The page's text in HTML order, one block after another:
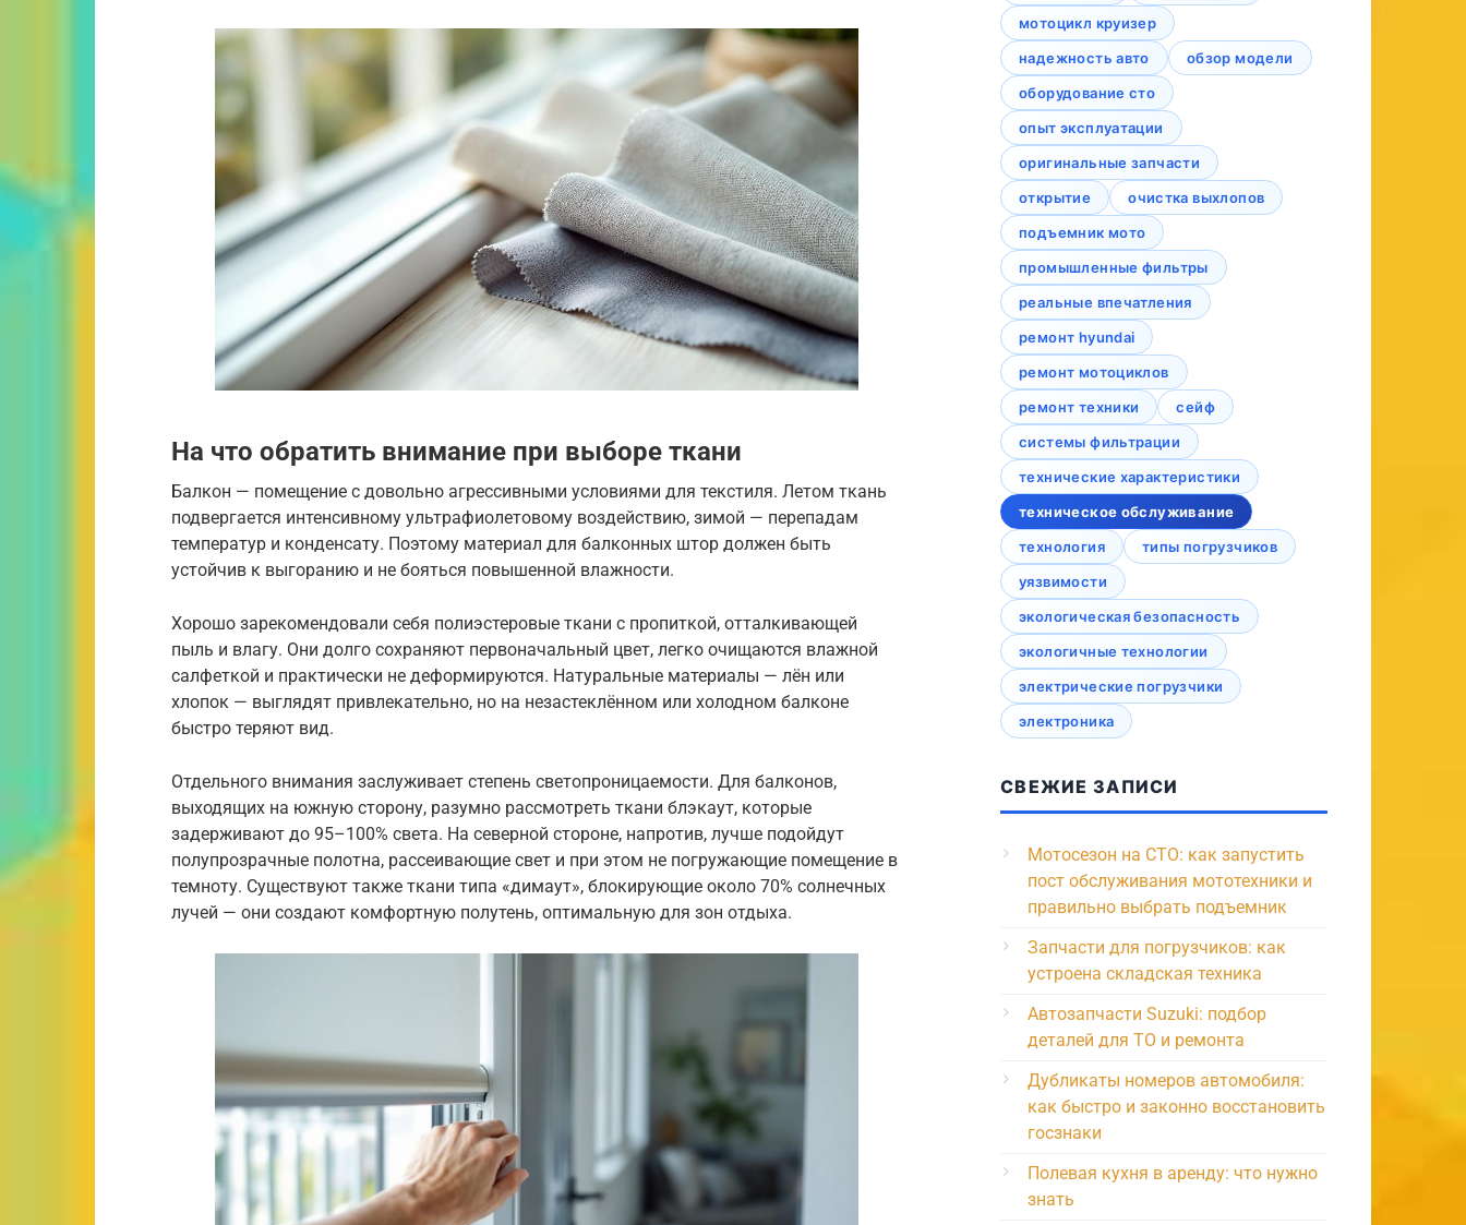
На что обратить внимание при выборе ткани
Балкон — помещение с довольно агрессивными условиями для текстиля. Летом ткань
подвергается интенсивному ультрафиолетовому воздействию, зимой — перепадам
температур и конденсату. Поэтому материал для балконных штор должен быть
устойчив к выгоранию и не бояться повышенной влажности.
Хорошо зарекомендовали себя полиэстеровые ткани с пропиткой, отталкивающей
пыль и влагу. Они долго сохраняют первоначальный цвет, легко очищаются влажной
салфеткой и практически не деформируются. Натуральные материалы — лён или
хлопок — выглядят привлекательно, но на незастеклённом или холодном балконе
быстро теряют вид.
Отдельного внимания заслуживает степень светопроницаемости. Для балконов,
выходящих на южную сторону, разумно рассмотреть ткани блэкаут, которые
задерживают до 95–100% света. На северной стороне, напротив, лучше подойдут
полупрозрачные полотна, рассеивающие свет и при этом не погружающие помещение в
темноту. Существуют также ткани типа «димаут», блокирующие около 70% солнечных
лучей — они создают комфортную полутень, оптимальную для зон отдыха.
мотоцикл круизер
надежность авто
обзор модели
оборудование сто
опыт эксплуатации
оригинальные запчасти
открытие
очистка выхлопов
подъемник мото
промышленные фильтры
реальные впечатления
ремонт hyundai
ремонт мотоциклов
ремонт техники
сейф
системы фильтрации
технические характеристики
техническое обслуживание
технология
типы погрузчиков
уязвимости
экологическая безопасность
экологичные технологии
электрические погрузчики
электроника
СВЕЖИЕ ЗАПИСИ
Мотосезон на СТО: как запустить
пост обслуживания мототехники и
правильно выбрать подъемник
Запчасти для погрузчиков: как
устроена складская техника
Автозапчасти Suzuki: подбор
деталей для ТО и ремонта
Дубликаты номеров автомобиля:
как быстро и законно восстановить
госзнаки
Полевая кухня в аренду: что нужно
знать